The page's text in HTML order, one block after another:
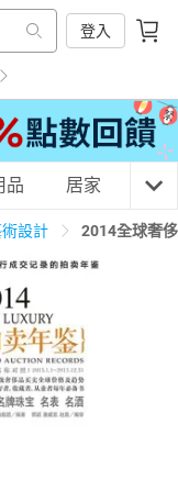
登入
健
閒 親子玩具
品 居家 3C
設計 2014全球奢